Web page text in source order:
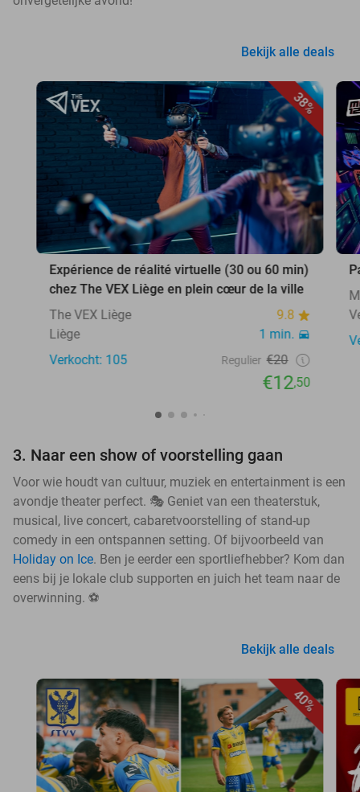
Bekijk alle deals
38%
Expérience de réalité virtuelle (30 ou 60 min)
chez The VEX Liège en plein cœur de la ville
The VEX Liège
9.8
Liège
1 min.
Verkocht: 105
Regulier €20
€12,50
3. Naar een show of voorstelling gaan
Voor wie houdt van cultuur, muziek en entertainment is een
avondje theater perfect. 🎭 Geniet van een theaterstuk,
musical, live concert, cabaretvoorstelling of stand-up
comedy in een ontspannen setting. Of bijvoorbeeld van
Holiday on Ice. Ben je eerder een sportliefhebber? Kom dan
eens bij je lokale club supporten en juich het team naar de
overwinning. ⚽
Bekijk alle deals
40%